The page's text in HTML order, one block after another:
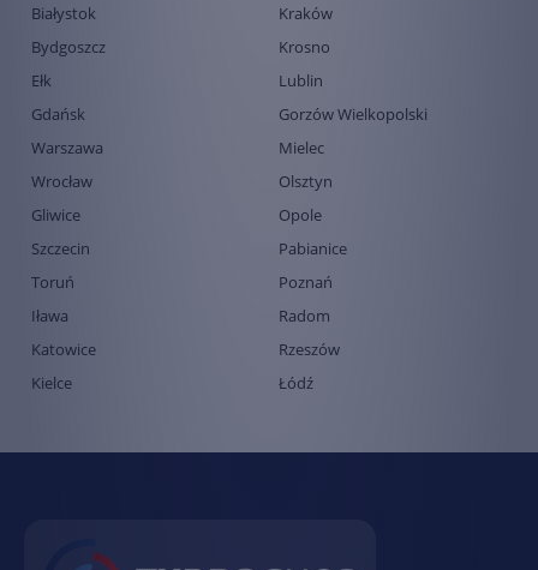
Białystok
Bydgoszcz
Ełk
Gdańsk
Warszawa
Wrocław
Gliwice
Szczecin
Toruń
Iława
Katowice
Kielce
Kraków
Krosno
Lublin
Gorzów Wielkopolski
Mielec
Olsztyn
Opole
Pabianice
Poznań
Radom
Rzeszów
Łódź